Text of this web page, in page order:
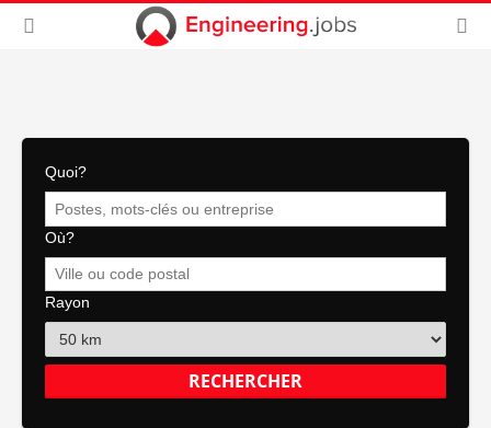
Quoi?
Où?
Rayon